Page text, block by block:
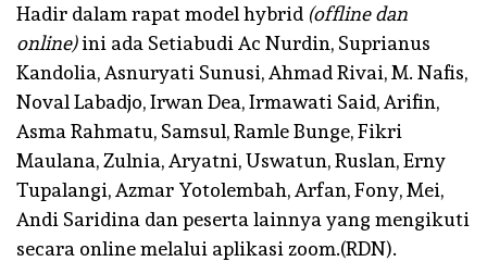
Hadir dalam rapat model hybrid (offline dan
online)ini ada Setiabudi Ac Nurdin, Suprianus
Kandolia, Asnuryati Sunusi, Ahmad Rivai, M. Nafis,
Noval Labadjo, Irwan Dea, Irmawati Said, Arifin,
Asma Rahmatu, Samsul, Ramle Bunge, Fikri
Maulana, Zulnia, Aryatni, Uswatun, Ruslan, Erny
Tupalangi, Azmar Yotolembah, Arfan, Fony, Mei,
Andi Saridina dan peserta lainnya yang mengikuti
secara online melalui aplikasi zoom.(RDN).